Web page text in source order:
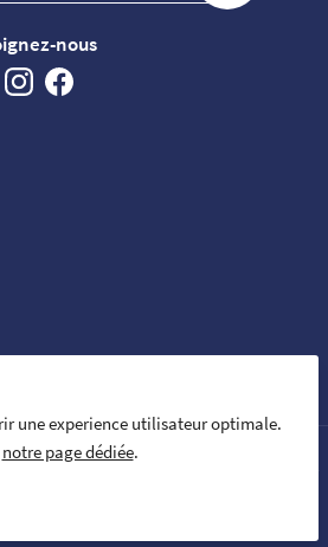
nous
Gestion des cookies
une experience utilisateur optimale.
notre page dédiée.